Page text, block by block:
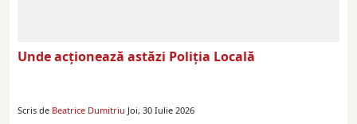
Unde acționează astăzi Poliția Locală
Scris de Beatrice Dumitriu Joi, 30 Iulie 2026